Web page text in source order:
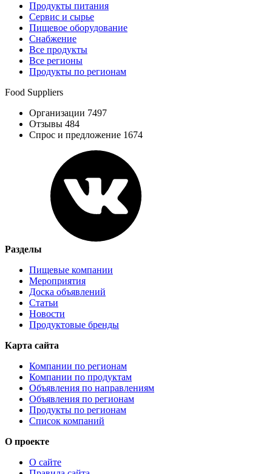
Продукты питания
Сервис и сырье
Пищевое оборудование
Снабжение
Все продукты
Все регионы
Продукты по регионам
Food Suppliers
Организации 7497
Отзывы 484
Спрос и предложение 1674
Разделы
Пищевые компании
Мероприятия
Доска объявлений
Статьи
Новости
Продуктовые бренды
Карта сайта
Компании по регионам
Компании по продуктам
Объявления по направлениям
Объявления по регионам
Продукты по регионам
Список компаний
О проекте
О сайте